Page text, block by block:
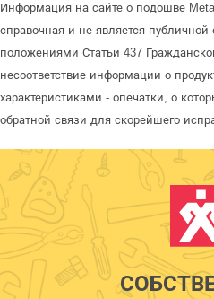
Информация на сайте о подошве
справочная и не является
положениями Статьи 437
несоответствие информации о
характеристиками - опечатки, о
обратной связи для скорейшего